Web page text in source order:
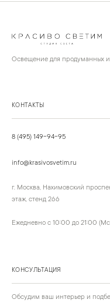
Освещение для продуманных
КОНТАКТЫ
8 (495) 149-94-95
info@krasivosvetim.ru
г. Москва, Нахимовский
этаж, стенд 266
Ежедневно с 10:00 до 21:00
КОНСУЛЬТАЦИЯ
Обсудим ваш интерьер и